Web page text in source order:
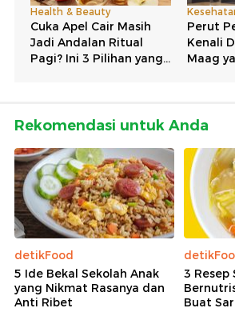
Rekomendasi untuk Anda
detikFood
5 Ide Bekal Sekolah Anak
yang Nikmat Rasanya dan
Anti Ribet
3 Resep
Buat